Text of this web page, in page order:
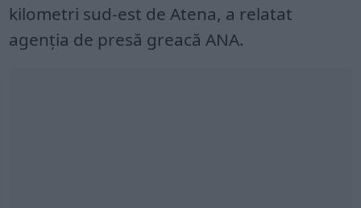
kilometri sud-est de Atena, a relatat
agenția de presă greacă ANA.